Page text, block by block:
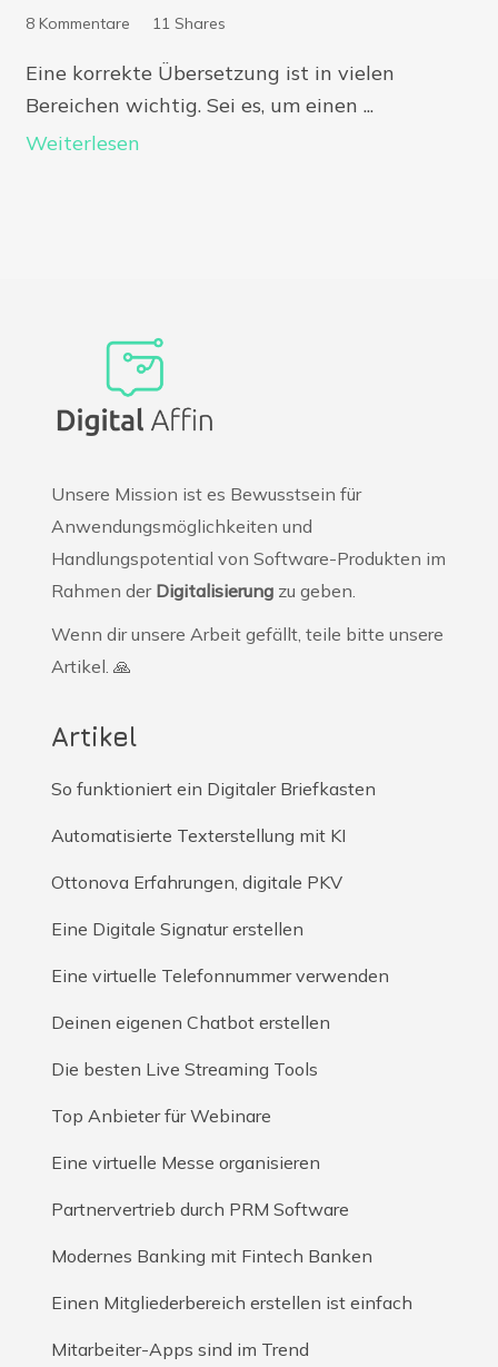
8 Kommentare 11 Shares
Eine korrekte Übersetzung ist in vielen
Bereichen wichtig. Sei es, um einen ...
Weiterlesen
Unsere Mission ist es Bewusstsein für
Anwendungsmöglichkeiten und
Handlungspotential von Software-Produkten im
Rahmen der Digitalisierung zu geben.
Wenn dir unsere Arbeit gefällt, teile bitte unsere
Artikel. 🙏
Artikel
So funktioniert ein Digitaler Briefkasten
Automatisierte Texterstellung mit KI
Ottonova Erfahrungen, digitale PKV
Eine Digitale Signatur erstellen
Eine virtuelle Telefonnummer verwenden
Deinen eigenen Chatbot erstellen
Die besten Live Streaming Tools
Top Anbieter für Webinare
Eine virtuelle Messe organisieren
Partnervertrieb durch PRM Software
Modernes Banking mit Fintech Banken
Einen Mitgliederbereich erstellen ist einfach
Mitarbeiter-Apps sind im Trend